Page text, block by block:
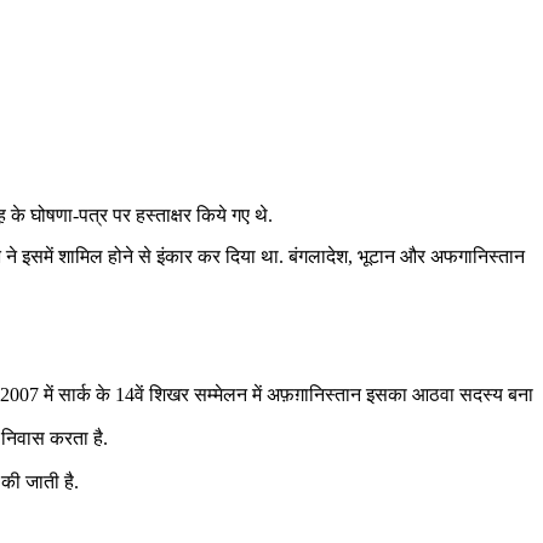
के घोषणा-पत्र पर हस्‍ताक्षर किये गए थे.
इसमें शामिल होने से इंकार कर दिया था. बंगलादेश, भूटान और अफगानिस्‍तान
2007 में सार्क के 14वें शिखर सम्मेलन में अफ़ग़ानिस्तान इसका आठवा सदस्य बना
करता है.
जाती है.